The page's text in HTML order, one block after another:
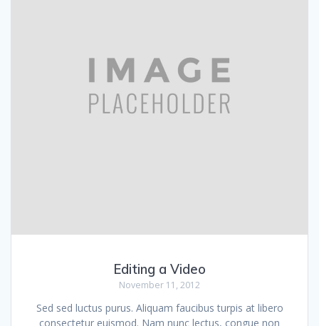
Editing a Video
November 11, 2012
Sed sed luctus purus. Aliquam faucibus turpis at libero
consectetur euismod. Nam nunc lectus, congue non